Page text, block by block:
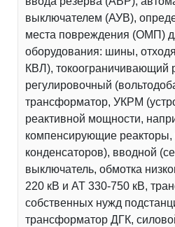
выключателем (АУВ),
места повреждения (ОМП)
оборудования: шины,
КВЛ), токоограничивающий
регулировочный
трансформатор, УКРМ
реактивной мощности,
компенсирующие реакторы,
конденсаторов), вводной
выключатель, обмотка
220 кВ и АТ 330-750 кВ,
собственных нужд
трансформатор ДГК,